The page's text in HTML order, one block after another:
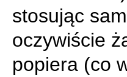
stosując
oczywiście
popiera (co